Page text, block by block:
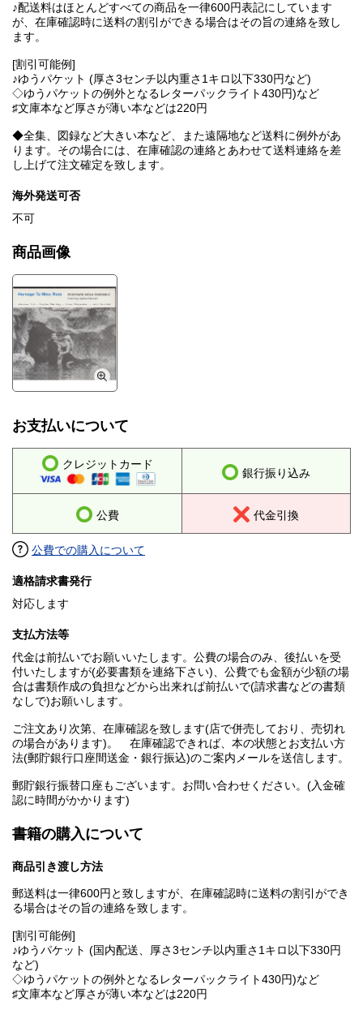
♪配送料はほとんどすべての商品を一律600円表記にしています
が、在庫確認時に送料の割引ができる場合はその旨の連絡を致し
ます。
[割引可能例]
♪ゆうパケット (厚さ3センチ以内重さ1キロ以下330円など)
◇ゆうパケットの例外となるレターパックライト430円)など
♯文庫本など厚さが薄い本などは220円
◆全集、図録など大きい本など、また遠隔地など送料に例外があ
ります。その場合には、在庫確認の連絡とあわせて送料連絡を差
し上げて注文確定を致します。
海外発送可否
不可
商品画像
お支払いについて
クレジットカード
銀行振り込み
公費 代金引換
公費での購入について
適格請求書発行
対応します
支払方法等
代金は前払いでお願いいたします。公費の場合のみ、後払いを受
付いたしますが(必要書類を連絡下さい)、公費でも金額が少額の場
合は書類作成の負担などから出来れば前払いで(請求書などの書類
なしで)お願いします。
ご注文あり次第、在庫確認を致します(店で併売しており、売切れ
の場合があります)。 在庫確認できれば、本の状態とお支払い方
法(郵貯銀行口座間送金・銀行振込)のご案内メールを送信します。
郵貯銀行振替口座もございます。お問い合わせください。(入金確
認に時間がかかります)
書籍の購入について
商品引き渡し方法
郵送料は一律600円と致しますが、在庫確認時に送料の割引ができ
る場合はその旨の連絡を致します。
[割引可能例]
♪ゆうパケット (国内配送、厚さ3センチ以内重さ1キロ以下330円
など)
◇ゆうパケットの例外となるレターパックライト430円)など
♯文庫本など厚さが薄い本などは220円